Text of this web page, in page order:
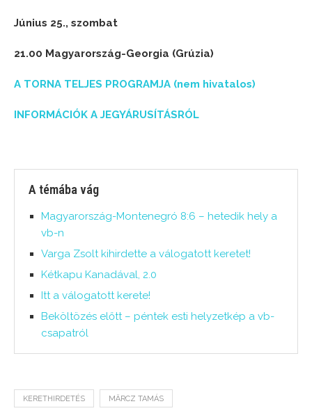
Június 25., szombat
21.00 Magyarország-Georgia (Grúzia)
A TORNA TELJES PROGRAMJA (nem hivatalos)
INFORMÁCIÓK A JEGYÁRUSÍTÁSRÓL
A témába vág
Magyarország-Montenegró 8:6 – hetedik hely a
vb-n
Varga Zsolt kihirdette a válogatott keretet!
Kétkapu Kanadával, 2.0
Itt a válogatott kerete!
Beköltözés előtt – péntek esti helyzetkép a vb-
csapatról
KERETHIRDETÉS MÄRCZ TAMÁS